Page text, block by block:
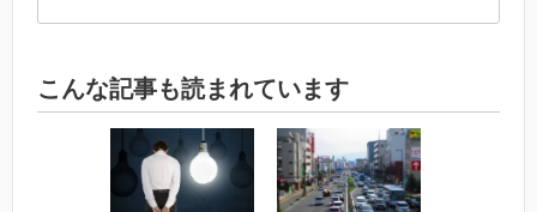
こんな記事も読まれています